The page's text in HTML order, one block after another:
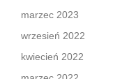
marzec 2023
wrzesień 2022
kwiecień 2022